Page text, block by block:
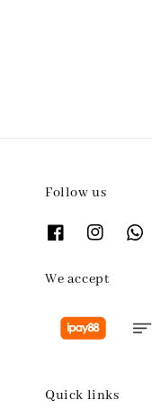
Follow us
We accept
Quick links